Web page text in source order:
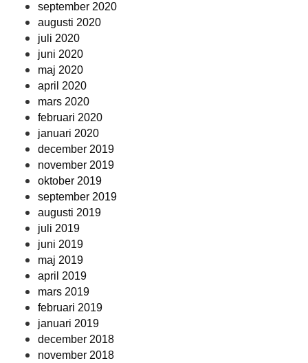
september 2020
augusti 2020
juli 2020
juni 2020
maj 2020
april 2020
mars 2020
februari 2020
januari 2020
december 2019
november 2019
oktober 2019
september 2019
augusti 2019
juli 2019
juni 2019
maj 2019
april 2019
mars 2019
februari 2019
januari 2019
december 2018
november 2018